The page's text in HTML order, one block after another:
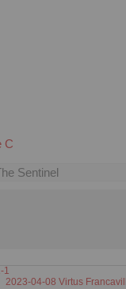
C
Sentinel
1
2023-04-08 Virtus